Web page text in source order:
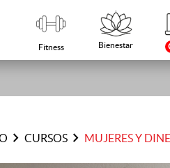
Fitness Bienestar
chevron_right CURSOS chevron_right MUJERES Y